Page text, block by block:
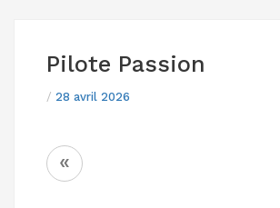
Pilote Passion
/ 28 avril 2026
NAVIGATION
DE
«